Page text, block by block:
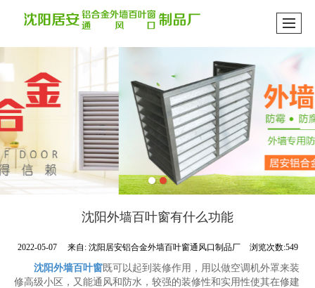
沈阳外墙百叶窗有什么功能
2022-05-07 来自: 沈阳居安铝合金外墙百叶窗通风口制品厂 浏览次数:549
沈阳外墙百叶窗既可以起到装修作用，用以做空调机外罩来装
修高级小区，又能通风和防水，较强的装修性和实用性使其在修建